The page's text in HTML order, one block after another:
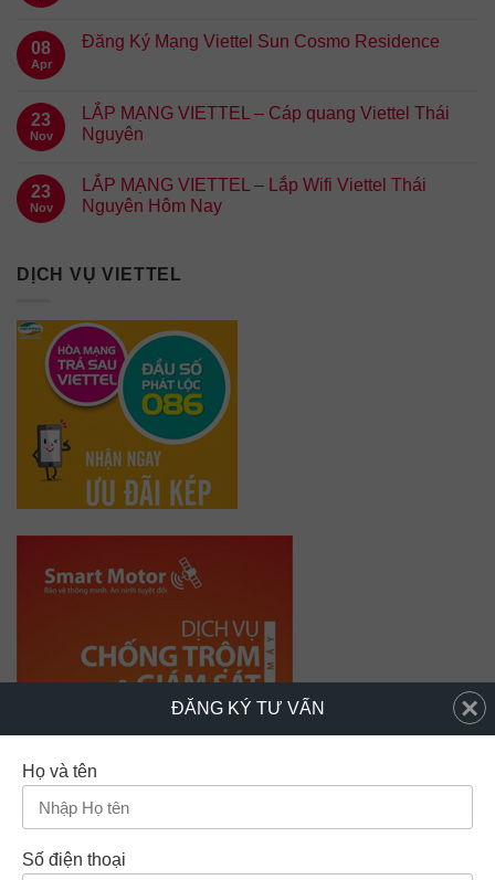
08
Apr
Đăng Ký Mạng Viettel Sun Cosmo Residence
23
Nov
LẮP MẠNG VIETTEL – Cáp quang Viettel Thái
Nguyên
23
Nov
LẮP MẠNG VIETTEL – Lắp Wifi Viettel Thái
Nguyên Hôm Nay
DỊCH VỤ VIETTEL
ĐĂNG KÝ TƯ VẤN
Họ và tên
Số điện thoại
×